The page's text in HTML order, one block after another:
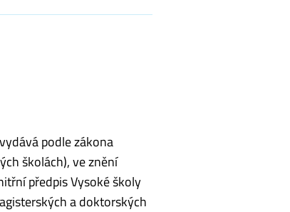
podle zákona
školách), ve znění
předpis Vysoké školy
a doktorských